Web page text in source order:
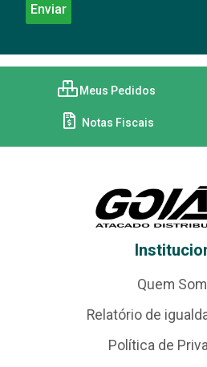
Meus Pedidos
Notas Fiscais
Quem
Relatório de
Política de